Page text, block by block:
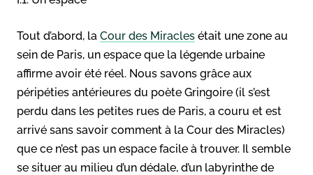
Tout d’abord, la Cour des Miracles était une zone au
sein de Paris, un espace que la légende urbaine
affirme avoir été réel. Nous savons grâce aux
péripéties antérieures du poète Gringoire (il s’est
perdu dans les petites rues de Paris, a couru et est
arrivé sans savoir comment à la Cour des Miracles)
que ce n’est pas un espace facile à trouver. Il semble
se situer au milieu d’un dédale, d’un labyrinthe de